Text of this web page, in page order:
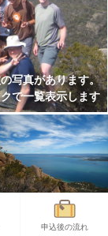
写真があります。
で一覧表示します
申込後の流れ